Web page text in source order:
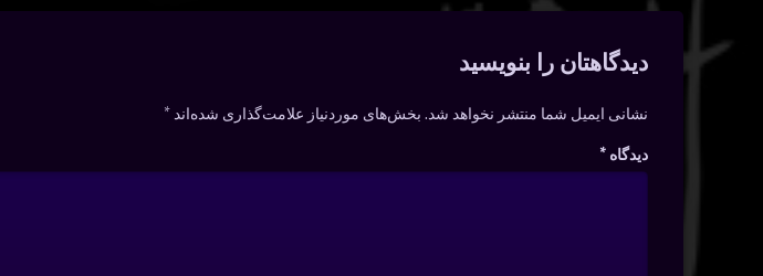
دیدگاه‌ها
دیدگاهتان را بنویسید
نشانی ایمیل شما منتشر نخواهد شد. بخش‌های موردنیاز علامت‌گذاری شده‌اند*
دیدگاه *